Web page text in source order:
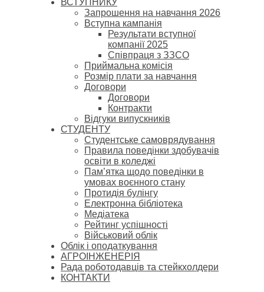
ВСТУПНИКУ
Запрошення на навчання 2026
Вступна кампанія
Результати вступної
компанії 2025
Співпраця з ЗЗСО
Приймальна комісія
Розмір плати за навчання
Договори
Договори
Контракти
Відгуки випускників
СТУДЕНТУ
Cтудентське самоврядування
Правила поведінки здобувачів
освіти в коледжі
Пам’ятка щодо поведінки в
умовах воєнного стану
Протидія булінгу
Електронна бібліотека
Медіатека
Рейтинг успішності
Військовий облік
Облік і оподаткування
АГРОІНЖЕНЕРІЯ
Рада роботодавців та стейкхолдери
КОНТАКТИ